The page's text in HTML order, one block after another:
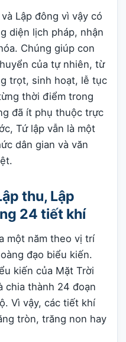
Lập đông vì vậy có
diện lịch pháp, nhận
Chúng giúp con
của tự nhiên, từ
trọt, sinh hoạt, lễ tục
thời điểm trong
đã ít phụ thuộc trực
Tứ lập vẫn là một
dân gian và văn
thu, Lập
24 tiết khí
một năm theo vị trí
đạo biểu kiến.
kiến của Mặt Trời
chia thành 24 đoạn
Vì vậy, các tiết khí
tròn, trăng non hay